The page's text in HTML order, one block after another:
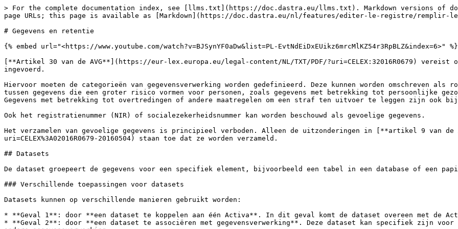
> For the complete documentation index, see [llms.txt](https://doc.dastra.eu/llms.txt). Markdown versions of documentation pages are available by appending `.md` to page URLs; this page is available as [Markdown](https://doc.dastra.eu/nl/features/editer-le-registre/remplir-le-questionnaire/categorie-de-donnees.md).

# Gegevens en retentie

{% embed url="<https://www.youtube.com/watch?v=BJSynYF0aDw&list=PL-EvtNdEiDxEUikz6mrcMlKZ54r3RpBLZ&index=6>" %}

[**Artikel 30 van de AVG**](https://eur-lex.europa.eu/legal-content/NL/TXT/PDF/?uri=CELEX:32016R0679) vereist ook dat de categorieën van gegevensverwerking worden ingevoerd.

Hiervoor moeten de categorieën van gegevensverwerking worden gedefinieerd. Deze kunnen worden omschreven als routinematig of gevoelig. Er wordt onderscheid gemaakt tussen gegevens die een groter risico vormen voor personen, zoals gegevens met betrekking tot persoonlijke gezondheid, politieke opvattingen of vakbondsactiviteiten. Gegevens met betrekking tot overtredingen of andere maatregelen om een straf ten uitvoer te leggen zijn ook bijzonder beschermd\&x20;

Ook het registratienummer (NIR) of socialezekerheidsnummer kan worden beschouwd als gevoelige gegevens.

Het verzamelen van gevoelige gegevens is principieel verboden. Alleen de uitzonderingen in [**artikel 9 van de AVG**](https://eur-lex.europa.eu/legal-content/EN/TXT/?uri=CELEX%3A02016R0679-20160504) staan toe dat ze worden verzameld.

## Datasets

De dataset groepeert de gegevens voor een specifiek element, bijvoorbeeld een tabel in een database of een papieren verzamelformulier.

### Verschillende toepassingen voor datasets

Datasets kunnen op verschillende manieren gebruikt worden:

* **Geval 1**: door **een dataset te koppelen aan één Activa**. In dit geval komt de dataset overeen met de Activa-gegevens en is niet generiek.
* **Geval 2**: door **een dataset te associëren met gegevensverwerking**. Deze dataset kan specifiek zijn voor de gegevensverwerking en wordt niet hergebruikt in een andere gegevensverwerking.
* **Geval 3**: door **generieke gegevensreeksen te koppelen aan de gegevensverwerking**. In dit geval kan de dataset in meerdere gegevensverwerkingen worden hergebruikt.

Om generieke datasets te gebruiken, raden we de volgende procedure aan:

* Open de verwerkingspagina voor de datasets.
* Open een nieuw tabblad op de datasetpagina in de kaart.
* Selecteer de dataset in het venster voor gegevensverwerking.
* Als de dataset gewijzigd moet worden, maak dan een nieuwe aan: ga naar het andere tabblad en dupliceer de generieke dataset door de vereiste velden te verwijderen of toe te voegen.
* Voor meer duidelijkheid raden we je aan om een tag te gebruiken voor deze datasets (zo kun je ze gemakkelijk onderscheiden in de dataset selector). Bijvoorbeeld: een "generieke" tag en een tag voor de toegevoegde of verwijderde gegevens.

#### Datasets zonder velden gebruiken

Het is ook mogelijk om nog generieker te blijven door niet de gegevens te specificeren die bij de dataset horen, maar door de dataset een gegevenscategorie te noemen (wat bijvoorbeeld ook geldig is in de zin van de AVG).

Afhankelijk van het type verwerking kun je verschillende benaderingen kiezen, afhankelijk van hoe gevoelig ze zijn in termen van de rechten en vrijheden van betrokkenen.

### Koppel de bron van de gegevens aan de dataset

In elke dataset kunt u de oorsprong van de gegevens aangeven. Dit kan direct, indirect of beide zijn

Met een veld waarin u de oorsprong van de verzameling kunt beschrijven, kunt u de nodige nauwkeurigheid bieden.

<figure><img src="/files/hQOTiEeag5ys7LauC5AM" alt=""><figcaption><p>Bron van gegevens</p></figcaption></figure>

### Activa koppelen aan de dataset

Datasets hebben een natuurlijke roeping om te worden toegevoegd aan [Activa](/nl/features/editer-le-registre/remplir-le-questionnaire/applications.md).

U kunt een Activa aan uw dataset koppelen wanneer deze wordt gemaakt.

<figure><img src="/files/vQkDz3YEWP5fYvTDgwlm" alt=""><figcaption><p>activakiezer</p></figcaption></figure>

Een dataset kan maar aan één asset worden gekoppeld. Bij het definiëren van de datasets voor een activa zijn ze namelijk uniek

Als u bijvoorbeeld boekhoudsoftware als een activum beschouwt, kunnen er verschillende datasets aan dit activum worden gekoppeld, zoals "factureringsgegevens", met gegevens over de module voor het bijhouden van facturen, of "klantgegevens", met gegevens over klantenrekeningen.

### Een categorie van betrokkenen koppelen

Voor elke gegevensset kunt u een of meer categorieën van gegevenssubjecten\&#x20 koppelen;

Dit geeft u een beter inzicht in de gegevens die aan de betrokkenen zijn gekoppeld. Het vereenvoudigt ook het mappingproces.

<figure><img src="/files/utJKGnwh9kHKg5bM93p4" alt=""><figcaption><p>Selector voor gegevensonderwerpcategorie</p></figcaption></figure>

{% hint style="info" %}
Het aangeven van de betrokkenen is handig voor het beheren van [verzoeken tot uitoefening van rechten](/nl/features/gerer-les-exercices-des-droits.md). U kunt de gegevens waarop het verzoek betrekking heeft gemakkelijk vinden door snel de betreffende gegevensreeksen te identificeren.
{% endhint %}

### Gegevensvelden koppelen

Elke gegevensset moet worden aangevuld met gegevensvelden. Deze velden zijn de gegevens zelf

De velden die in de selector worden weergegeven, zijn de velden die beschikbaar zijn in de gegevenswoordenlijst

<figure><img src="/files/yU9sapzC63ilsyR0pMKV" alt=""><figcaption><p>Gegevensveld selector</p></figcaption></figure>

Als een gegeven nog niet aanwezig is, kun je het direct vanuit deze selector maken om het aan de dataset toe te voegen

Velden kunnen worden gecategoriseerd volgens vooraf gedefinieerde categorieën. Dit zijn onder andere de categorieën die worden aanbevolen door de CNIL.

<figure><img src="/files/jnp2qR6TgTkQhgiPGM7m" alt=""><figcaption><p>Selector categorie persoonsgegevens</p></figcaption></figure>

In dit veld kun je ook de aanwezigheid van gevoelige gegevens aangeven. Bijvoorbeeld gezondheidsgegevens of een ander type gevoelige gegevens

In dit geval wordt u gevraagd om het verzamelen van deze gegevens te rechtvaardigen en in het bijzonder de rechtsgrondslag hiervoor.

<figure><img src="/files/qZaq6laNNe5b76w49jIc" alt=""><figcaption><p>Gevoelige gegevens</p></figcaption></figure>

{% hint style="info" %}
Deze informatie wordt door de toepassing geanalyseerd om een intelligent criterium te activeren [van PIA](/nl/features/editer-le-registre/remplir-le-questionnaire/analyse-dimpact.md).
{% endhint %}

### Een gegevensbewaringsregel koppelen

In elke dataset kun je een dataretentieregel koppelen.

<figure><img